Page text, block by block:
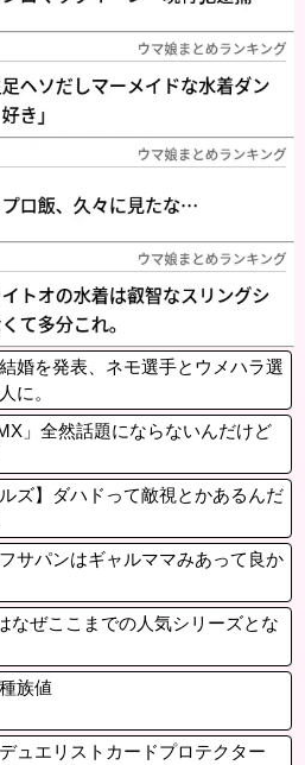
婚を発表、ネモ選手とウメハラ選
に。
」全然話題にならないんだけど
ズ】ダハドって敵視とかあるんだ
サパンはギャルママみあって良か
なぜここまでの人気シリーズとな
族値
ュエリストカードプロテクター